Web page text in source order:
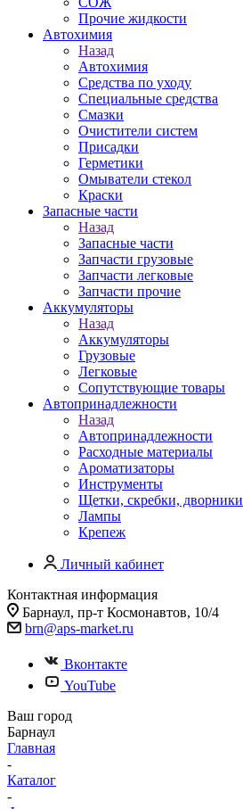
Прочие жидкости
Автохимия
Назад
Автохимия
Средства по уходу
Специальные средства
Смазки
Очистители систем
Присадки
Герметики
Омыватели стекол
Краски
Запасные части
Назад
Запасные части
Запчасти грузовые
Запчасти легковые
Запчасти прочие
Аккумуляторы
Назад
Аккумуляторы
Грузовые
Легковые
Сопутствующие товары
Автопринадлежности
Назад
Автопринадлежности
Расходные материалы
Ароматизаторы
Инструменты
Щетки, скребки, дворники
Лампы
Крепеж
Личный кабинет
Контактная информация
Барнаул, пр-т Космонавтов, 10/4
brn@aps-market.ru
Вконтакте
YouTube
Ваш город
Барнаул
Главная
-
Каталог
-